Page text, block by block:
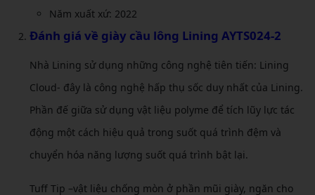
Năm xuất xứ: 2022
Đánh giá về giày cầu lông Lining AYTS024-2
Nhà Lining sử dụng những công nghệ tiên tiến: Lining
Cloud- đây là công nghệ hấp thụ sốc duy nhất của Lining.
Phần đế giữa sử dụng vật liệu polyme để tích lũy lực tác
động một cách hiệu quả trong suốt quá trình đệm và
chuyển hóa năng lượng suốt quá trình bật lại.
Tuff Tip –vật liệu chống mòn ở phần mũi giày, ngăn cho